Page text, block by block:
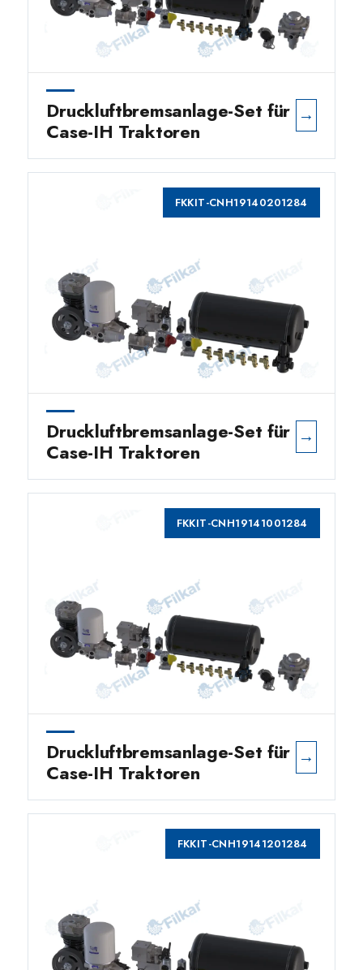
Druckluftbremsanlage-Set für
Case-IH Traktoren
→
FKKIT-CNH19140201284
Druckluftbremsanlage-Set für
Case-IH Traktoren
→
FKKIT-CNH19141001284
Druckluftbremsanlage-Set für
Case-IH Traktoren
→
FKKIT-CNH19141201284